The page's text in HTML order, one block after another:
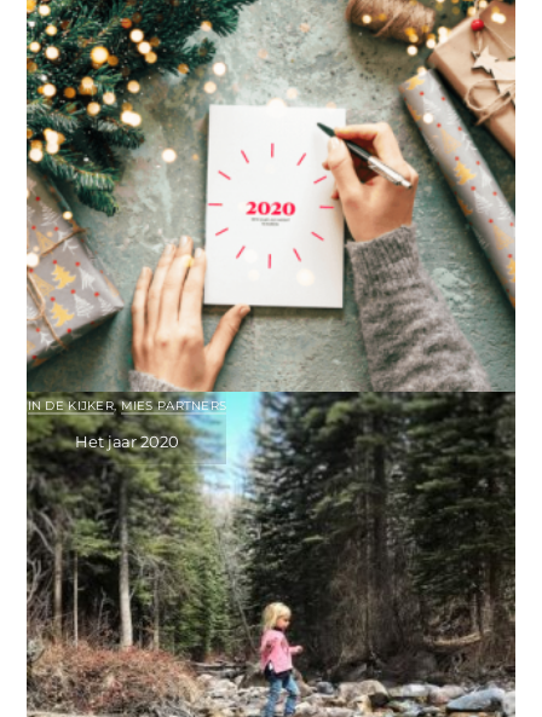
IN DE KIJKER,MIES PARTNERS
Het jaar 2020